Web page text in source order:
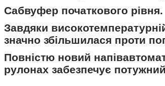
Сабвуфер початкового рівня.
Завдяки
значно збільшилася проти
Повністю новий
рулонах забезпечує